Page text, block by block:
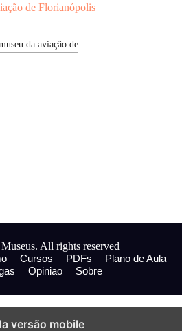
de Florianópolis
da aviação de
All rights reserved
Cursos PDFs
Plano de Aula
Opiniao Sobre
versão mobile